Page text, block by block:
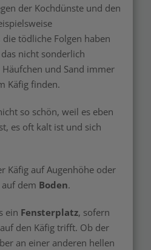
der Kochdünste und den
tödliche Folgen haben
nicht sonderlich
und Sand immer
Käfig finden.
so schön, weil es eben
es oft kalt ist und sich
Käfig auf Augenhöhe oder
dem Boden.
ein Fensterplatz, sofern
den Käfig trifft. Ob der
an einer anderen hellen